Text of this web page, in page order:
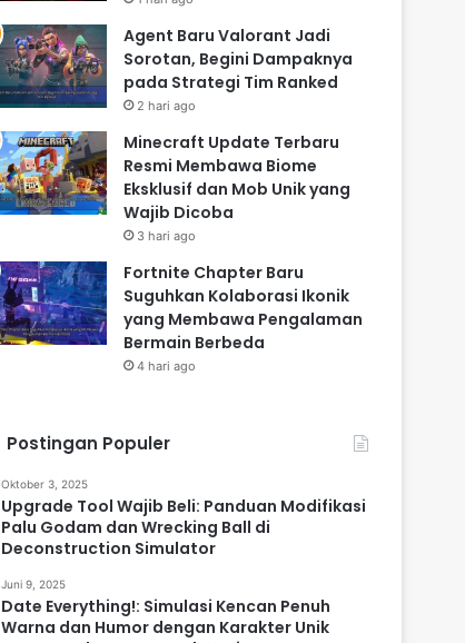
Agent Baru Valorant Jadi
Sorotan, Begini Dampaknya
pada Strategi Tim Ranked
2 hari ago
Minecraft Update Terbaru
Resmi Membawa Biome
Eksklusif dan Mob Unik yang
Wajib Dicoba
3 hari ago
Fortnite Chapter Baru
Suguhkan Kolaborasi Ikonik
yang Membawa Pengalaman
Bermain Berbeda
4 hari ago
Postingan Populer
Oktober 3, 2025
Upgrade Tool Wajib Beli: Panduan Modifikasi
Palu Godam dan Wrecking Ball di
Deconstruction Simulator
Juni 9, 2025
Date Everything!: Simulasi Kencan Penuh
Warna dan Humor dengan Karakter Unik